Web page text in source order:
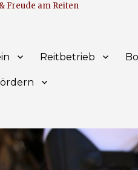
Freude am Reiten
Reitbetrieb